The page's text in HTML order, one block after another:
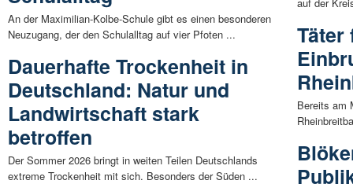
An der Maximilian-Kolbe-Schule gibt es einen besonderen
Neuzugang, der den Schulalltag auf vier Pfoten ...
Dauerhafte Trockenheit in
Deutschland: Natur und
Landwirtschaft stark
betroffen
Der Sommer 2026 bringt in weiten Teilen Deutschlands
extreme Trockenheit mit sich. Besonders der Süden ...
auf der
Täter
Bereits am